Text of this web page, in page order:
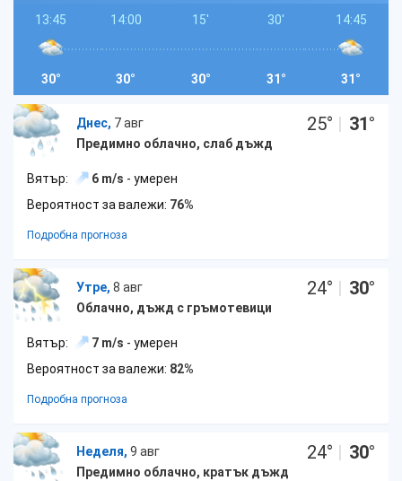
13:45
30°
14:00
30°
15'
30°
30'
31°
14:45
31°
Днес, 7 авг
Предимно облачно, слаб дъжд
25° | 31°
Вятър: 6 m/s - умерен
Вероятност за валежи: 76%
Подробна прогноза
Утре, 8 авг
Облачно, дъжд с гръмотевици
24° | 30°
Вятър: 7 m/s - умерен
Вероятност за валежи: 82%
Подробна прогноза
Неделя, 9 авг
Предимно облачно, кратък дъжд
24° | 30°